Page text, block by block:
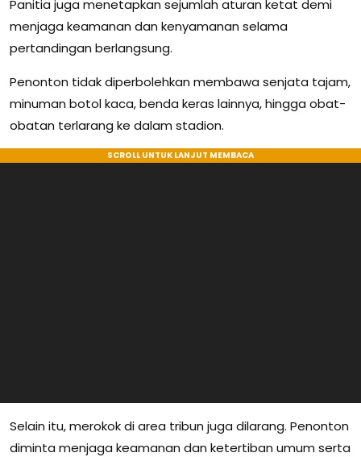
Panitia juga menetapkan sejumlah aturan ketat demi
menjaga keamanan dan kenyamanan selama
pertandingan berlangsung.
Penonton tidak diperbolehkan membawa senjata tajam,
minuman botol kaca, benda keras lainnya, hingga obat-
obatan terlarang ke dalam stadion.
Selain itu, merokok di area tribun juga dilarang. Penonton
diminta menjaga keamanan dan ketertiban umum serta